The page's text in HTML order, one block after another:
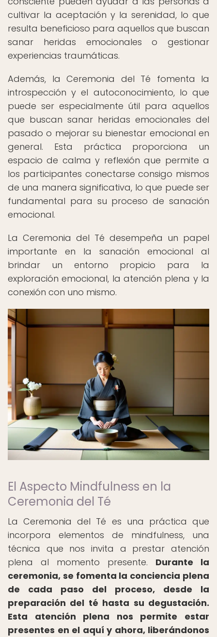
cultivar la aceptación y la serenidad, lo que
resulta beneficioso para aquellos que buscan
sanar heridas emocionales o gestionar
experiencias traumáticas.
Además, la Ceremonia del Té fomenta la
introspección y el autoconocimiento, lo que
puede ser especialmente útil para aquellos
que buscan sanar heridas emocionales del
pasado o mejorar su bienestar emocional en
general. Esta práctica proporciona un
espacio de calma y reflexión que permite a
los participantes conectarse consigo mismos
de una manera significativa, lo que puede ser
fundamental para su proceso de sanación
emocional.
La Ceremonia del Té desempeña un papel
importante en la sanación emocional al
brindar un entorno propicio para la
exploración emocional, la atención plena y la
conexión con uno mismo.
El Aspecto Mindfulness en la
Ceremonia del Té
La Ceremonia del Té es una práctica que
incorpora elementos de mindfulness, una
técnica que nos invita a prestar atención
plena al momento presente. Durante la
ceremonia, se fomenta la conciencia plena
de cada paso del proceso, desde la
preparación del té hasta su degustación.
Esta atención plena nos permite estar
presentes en el aquí y ahora, liberándonos